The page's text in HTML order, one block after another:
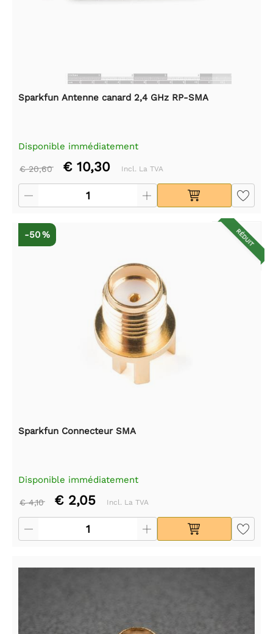
Sparkfun Antenne canard 2,4 GHz RP-SMA
Disponible immédiatement
€ 20,60 € 10,30 Incl. La TVA
RÉDUIT
-50 %
Sparkfun Connecteur SMA
Disponible immédiatement
€ 4,10 € 2,05 Incl. La TVA